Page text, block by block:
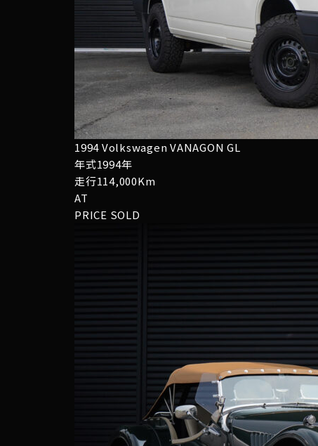
1994 Volkswagen VANAGON GL
年式1994年
走行114,000Km
AT
PRICE SOLD